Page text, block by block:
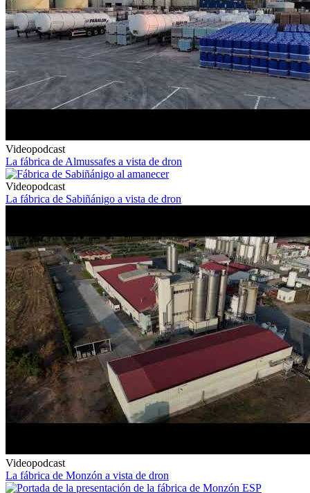
Videopodcast
La fábrica de Almussafes a vista de dron
Videopodcast
La fábrica de Sabiñánigo a vista de dron
Videopodcast
La fábrica de Monzón a vista de dron